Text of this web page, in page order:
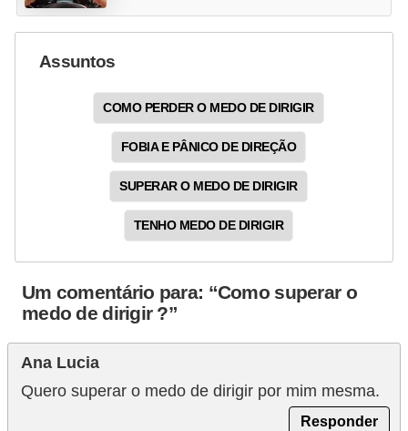
Assuntos
COMO PERDER O MEDO DE DIRIGIR
FOBIA E PÂNICO DE DIREÇÃO
SUPERAR O MEDO DE DIRIGIR
TENHO MEDO DE DIRIGIR
Um comentário para: “Como superar o
medo de dirigir ?”
Ana Lucia
Quero superar o medo de dirigir por mim mesma.
Responder
c
l
t
e
n
ç
ã
o